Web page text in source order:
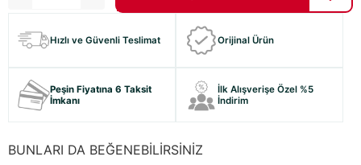
Hızlı ve Güvenli Teslimat Orijinal Ürün
Peşin Fiyatına 6 Taksit
İmkanı
İlk Alışverişe Özel %5
İndirim
BUNLARI DA BEĞENEBİLİRSİNİZ